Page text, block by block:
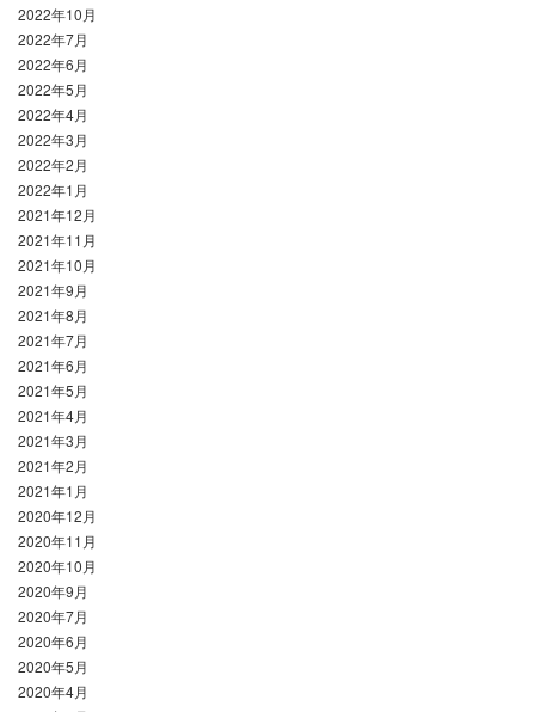
2022年10月
2022年7月
2022年6月
2022年5月
2022年4月
2022年3月
2022年2月
2022年1月
2021年12月
2021年11月
2021年10月
2021年9月
2021年8月
2021年7月
2021年6月
2021年5月
2021年4月
2021年3月
2021年2月
2021年1月
2020年12月
2020年11月
2020年10月
2020年9月
2020年7月
2020年6月
2020年5月
2020年4月